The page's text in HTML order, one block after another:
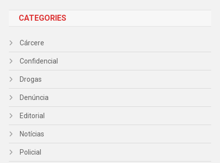
CATEGORIES
Cárcere
Confidencial
Drogas
Denúncia
Editorial
Notícias
Policial